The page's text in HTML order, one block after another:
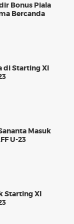
Bonus Piala
Bercanda
di Starting XI
Masuk
U-23
Starting XI